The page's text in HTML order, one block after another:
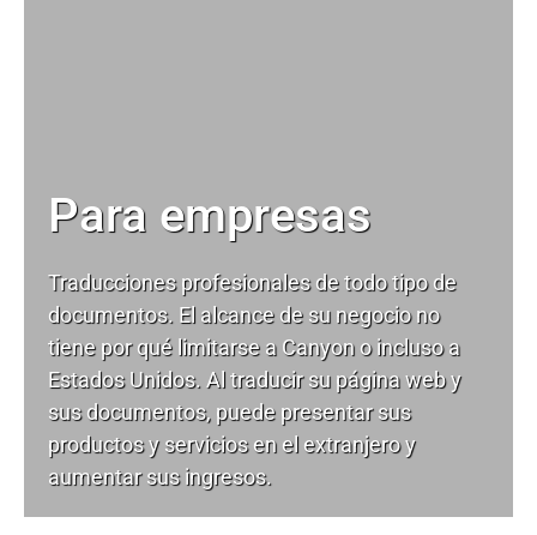
Para empresas
Traducciones profesionales de todo tipo de
documentos. El alcance de su negocio no
tiene por qué limitarse a Canyon o incluso a
Estados Unidos. Al traducir su página web y
sus documentos, puede presentar sus
productos y servicios en el extranjero y
aumentar sus ingresos.